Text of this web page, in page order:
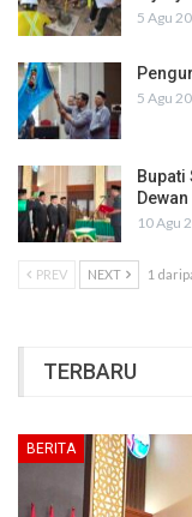
5 Agu
5 Agu
Bupati
10 Agu
PREV NEXT 1
TERBARU
BERITA